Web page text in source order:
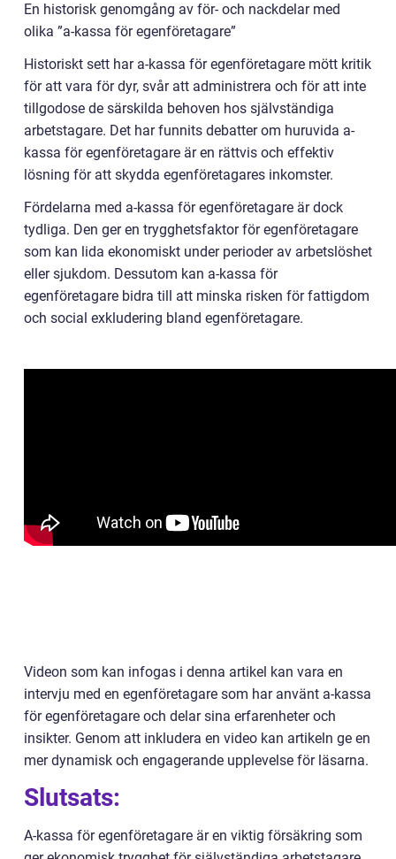
En historisk genomgång av för- och nackdelar med
olika ”a-kassa för egenföretagare”
Historiskt sett har a-kassa för egenföretagare mött kritik
för att vara för dyr, svår att administrera och för att inte
tillgodose de särskilda behoven hos självständiga
arbetstagare. Det har funnits debatter om huruvida a-
kassa för egenföretagare är en rättvis och effektiv
lösning för att skydda egenföretagares inkomster.
Fördelarna med a-kassa för egenföretagare är dock
tydliga. Den ger en trygghetsfaktor för egenföretagare
som kan lida ekonomiskt under perioder av arbetslöshet
eller sjukdom. Dessutom kan a-kassa för
egenföretagare bidra till att minska risken för fattigdom
och social exkludering bland egenföretagare.
Videon som kan infogas i denna artikel kan vara en
intervju med en egenföretagare som har använt a-kassa
för egenföretagare och delar sina erfarenheter och
insikter. Genom att inkludera en video kan artikeln ge en
mer dynamisk och engagerande upplevelse för läsarna.
Slutsats:
A-kassa för egenföretagare är en viktig försäkring som